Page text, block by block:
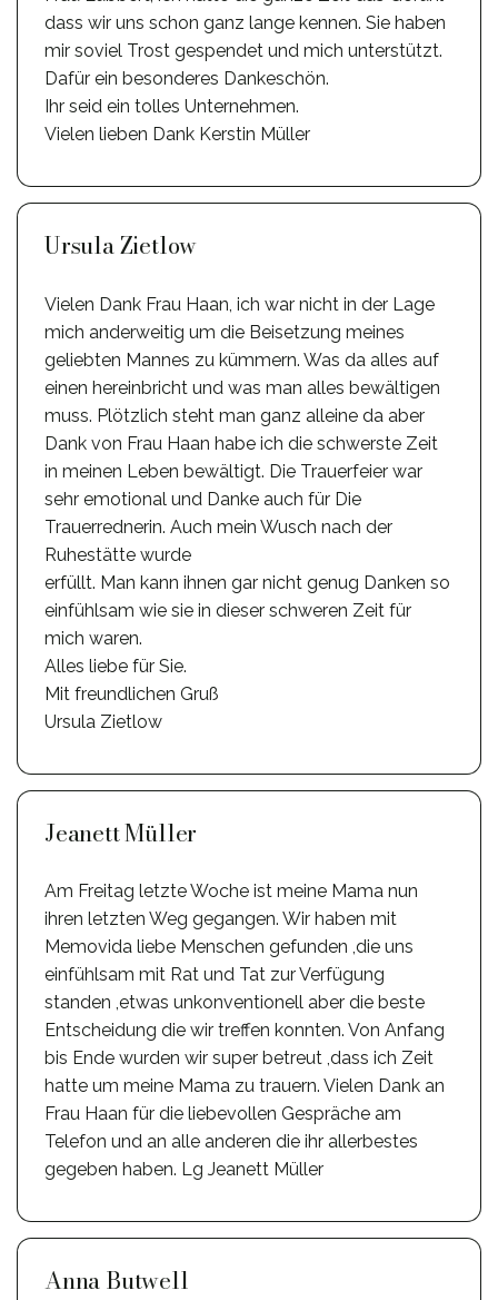
dass wir uns schon ganz lange kennen. Sie haben
mir soviel Trost gespendet und mich unterstützt.
Dafür ein besonderes Dankeschön.
Ihr seid ein tolles Unternehmen.
Vielen lieben Dank Kerstin Müller
Ursula Zietlow
Vielen Dank Frau Haan, ich war nicht in der Lage
mich anderweitig um die Beisetzung meines
geliebten Mannes zu kümmern. Was da alles auf
einen hereinbricht und was man alles bewältigen
muss. Plötzlich steht man ganz alleine da aber
Dank von Frau Haan habe ich die schwerste Zeit
in meinen Leben bewältigt. Die Trauerfeier war
sehr emotional und Danke auch für Die
Trauerrednerin. Auch mein Wusch nach der
Ruhestätte wurde
erfüllt. Man kann ihnen gar nicht genug Danken so
einfühlsam wie sie in dieser schweren Zeit für
mich waren.
Alles liebe für Sie.
Mit freundlichen Gruß
Ursula Zietlow
Jeanett Müller
Am Freitag letzte Woche ist meine Mama nun
ihren letzten Weg gegangen. Wir haben mit
Memovida liebe Menschen gefunden ,die uns
einfühlsam mit Rat und Tat zur Verfügung
standen ,etwas unkonventionell aber die beste
Entscheidung die wir treffen konnten. Von Anfang
bis Ende wurden wir super betreut ,dass ich Zeit
hatte um meine Mama zu trauern. Vielen Dank an
Frau Haan für die liebevollen Gespräche am
Telefon und an alle anderen die ihr allerbestes
gegeben haben. Lg Jeanett Müller
Anna Butwell